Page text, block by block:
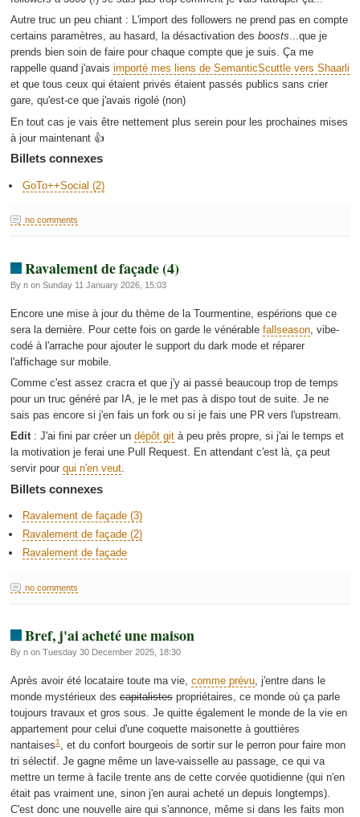
Autre truc un peu chiant : L'import des followers ne prend pas en compte
certains paramètres, au hasard, la désactivation des boosts...que je
prends bien soin de faire pour chaque compte que je suis. Ça me
rappelle quand j'avais importé mes liens de SemanticScuttle vers Shaarli
et que tous ceux qui étaient privés étaient passés publics sans crier
gare, qu'est-ce que j'avais rigolé (non)
En tout cas je vais être nettement plus serein pour les prochaines mises
à jour maintenant 👍
Billets connexes
GoTo++Social (2)
no comments
Ravalement de façade (4)
By n on Sunday 11 January 2026, 15:03
Encore une mise à jour du thème de la Tourmentine, espérions que ce
sera la dernière. Pour cette fois on garde le vénérable fallseason, vibe-
codé à l'arrache pour ajouter le support du dark mode et réparer
l'affichage sur mobile.
Comme c'est assez cracra et que j'y ai passé beaucoup trop de temps
pour un truc généré par IA, je le met pas à dispo tout de suite. Je ne
sais pas encore si j'en fais un fork ou si je fais une PR vers l'upstream.
Edit: J'ai fini par créer un dépôt gità peu près propre, si j'ai le temps et
la motivation je ferai une Pull Request. En attendant c'est là, ça peut
servir pour qui n'en veut.
Billets connexes
Ravalement de façade (3)
Ravalement de façade (2)
Ravalement de façade
no comments
Bref, j'ai acheté une maison
By n on Tuesday 30 December 2025, 18:30
Après avoir été locataire toute ma vie, comme prévu, j'entre dans le
monde mystérieux descapitalistespropriétaires, ce monde où ça parle
toujours travaux et gros sous. Je quitte également le monde de la vie en
appartement pour celui d'une coquette maisonette à gouttières
nantaises1, et du confort bourgeois de sortir sur le perron pour faire mon
tri sélectif. Je gagne même un lave-vaisselle au passage, ce qui va
mettre un terme à facile trente ans de cette corvée quotidienne (qui n'en
était pas vraiment une, sinon j'en aurai acheté un depuis longtemps).
C'est donc une nouvelle aire qui s'annonce, même si dans les faits mon